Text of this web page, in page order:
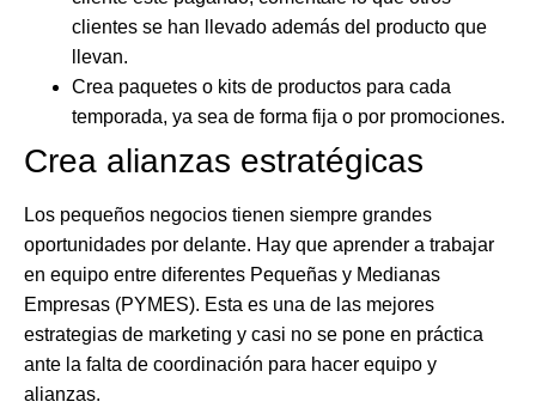
clientes se han llevado además del producto que
llevan.
Crea paquetes o kits de productos para cada
temporada, ya sea de forma fija o por promociones.
Crea alianzas estratégicas
Los pequeños negocios tienen siempre grandes
oportunidades por delante. Hay que aprender a trabajar
en equipo entre diferentes Pequeñas y Medianas
Empresas (PYMES). Esta es una de las mejores
estrategias de marketing y casi no se pone en práctica
ante la falta de coordinación para hacer equipo y
alianzas.